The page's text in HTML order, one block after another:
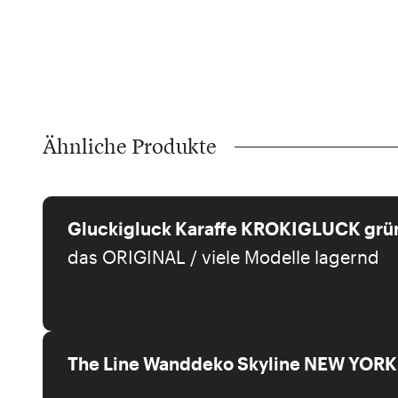
Ähnliche Produkte
Gluckigluck Karaffe KROKIGLUCK
das ORIGINAL / viele Modelle lagernd
The Line Wanddeko Skyline NEW YORK